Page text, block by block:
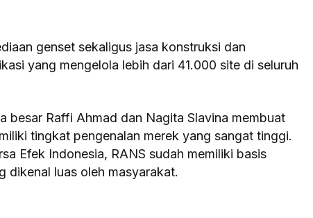
genset sekaligus jasa konstruksi dan
yang mengelola lebih dari 41.000 site di seluruh
besar Raffi Ahmad dan Nagita Slavina membuat
tingkat pengenalan merek yang sangat tinggi.
Efek Indonesia, RANS sudah memiliki basis
dikenal luas oleh masyarakat.